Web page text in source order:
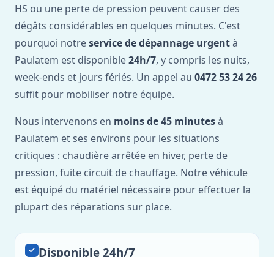
HS ou une perte de pression peuvent causer des
dégâts considérables en quelques minutes. C'est
pourquoi notreservice de dépannage urgentà
Paulatem est disponible24h/7, y compris les nuits,
week-ends et jours fériés. Un appel au 0472 53 24 26
suffit pour mobiliser notre équipe.
Nous intervenons en moins de 45 minutesà
Paulatem et ses environs pour les situations
critiques : chaudière arrêtée en hiver, perte de
pression, fuite circuit de chauffage. Notre véhicule
est équipé du matériel nécessaire pour effectuer la
plupart des réparations sur place.
Disponible 24h/7